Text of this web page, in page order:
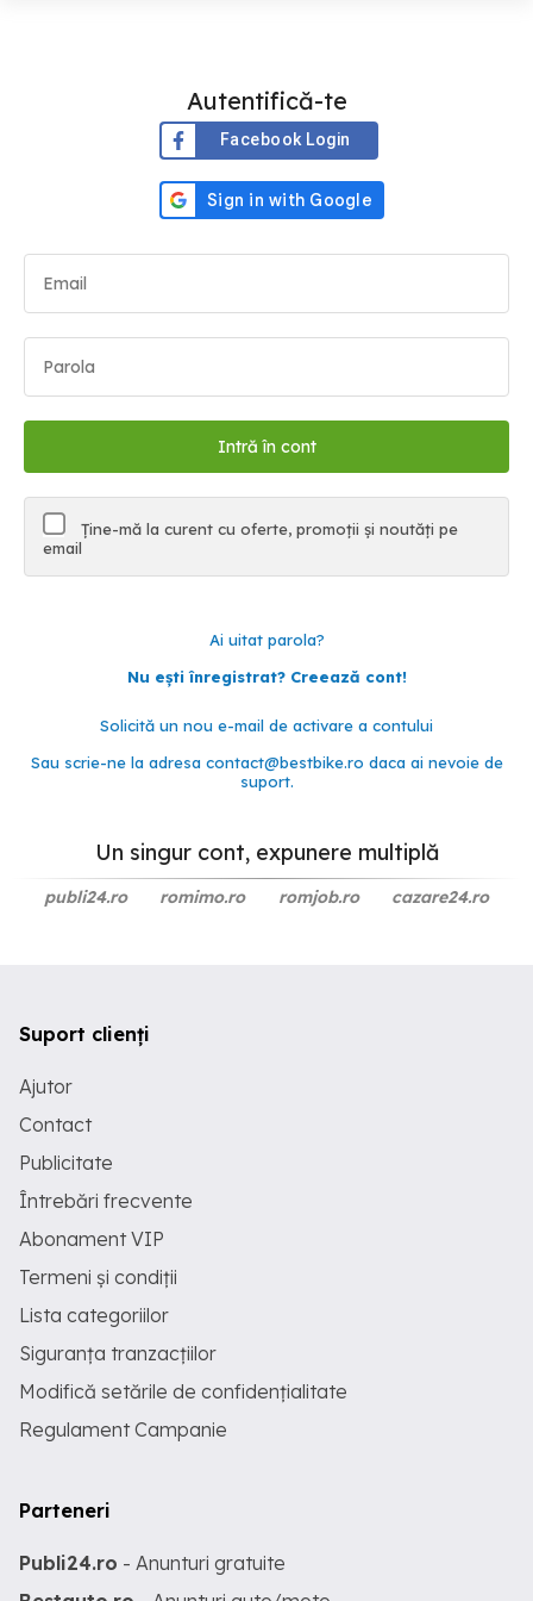
Autentifică-te
Facebook Login
Ține-mă la curent cu oferte, promoții și noutăți pe
email
Ai uitat parola?
Nu ești înregistrat? Creează cont!
Solicită un nou e-mail de activare a contului
Sau scrie-ne la adresa contact@bestbike.ro daca ai nevoie de
suport.
Un singur cont, expunere multiplă
publi24.ro romimo.ro romjob.ro cazare24.ro
Suport clienți
Ajutor
Contact
Publicitate
Întrebări frecvente
Abonament VIP
Termeni și condiții
Lista categoriilor
Siguranța tranzacțiilor
Modifică setările de confidențialitate
Regulament Campanie
Parteneri
Publi24.ro - Anunturi gratuite